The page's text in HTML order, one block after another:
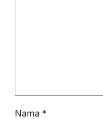
Nama *